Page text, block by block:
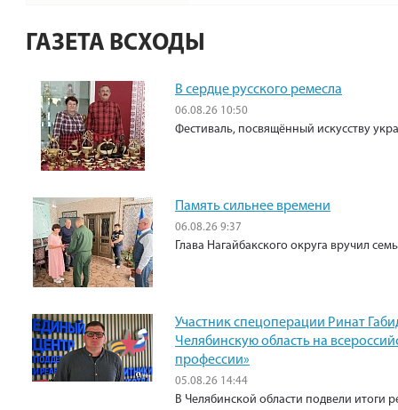
ГАЗЕТА ВСХОДЫ
В сердце русского ремесла
06.08.26 10:50
Фестиваль, посвящённый искусству
Память сильнее времени
06.08.26 9:37
Глава Нагайбакского округа вручил
Участник спецоперации Ринат
Челябинскую область на
профессии»
05.08.26 14:44
В Челябинской области подвели итоги